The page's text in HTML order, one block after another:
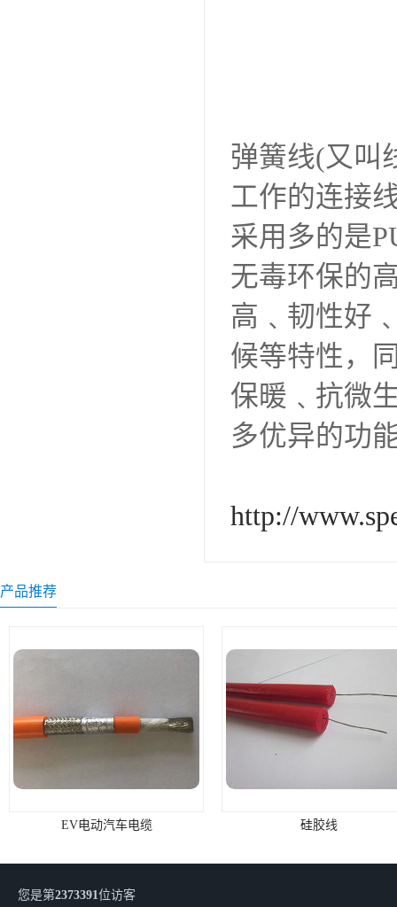
弹簧线(又叫
工作的连接
采用多的是
无毒环保的
高﹑韧性好
候等特性，
保暖﹑抗微
多优异的功
http://
产品推荐
EV电动汽车电缆 硅胶线
您是第2373391位访客